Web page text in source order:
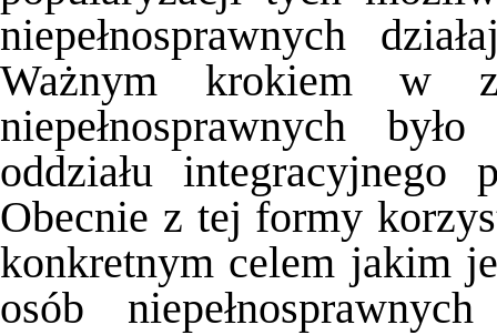
niepełnosprawnych
Ważnym krokiem w
niepełnosprawnych
oddziału
Obecnie z tej formy
konkretnym celem jakim
osób